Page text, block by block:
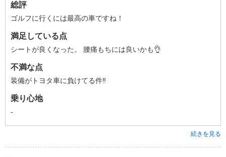
総評
ゴルフに行くには最高の車ですね！
満足している点
シートが良くなった。 腰痛もちには良いかも👌
不満な点
装備がトヨタ車に負けてる件‼️
乗り心地
-
続きを見る